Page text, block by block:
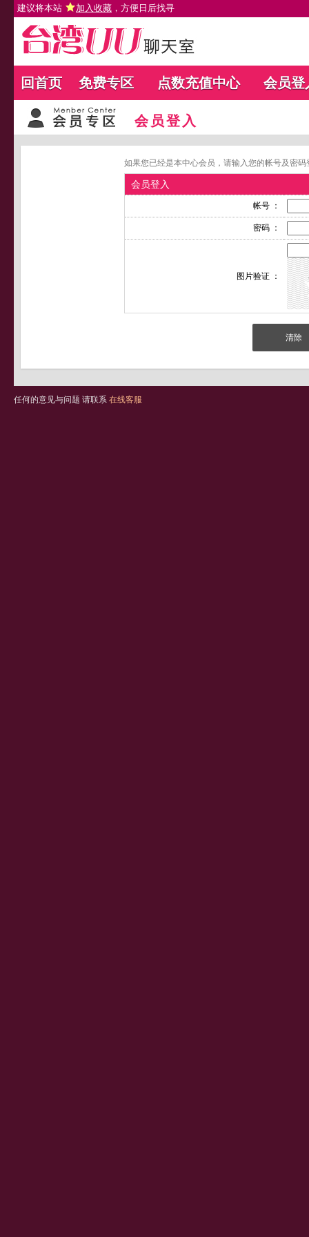
建议将本站 加入收藏 ，方便日后找寻
回首页 免费专区 点数充值中心 会员登
会员登入
如果您已经是本中心会员，请输入您的帐号及密
会员登入
帐号 ：
密码 ：
图片验证 ：
任何的意见与问题 请联系 在线客服